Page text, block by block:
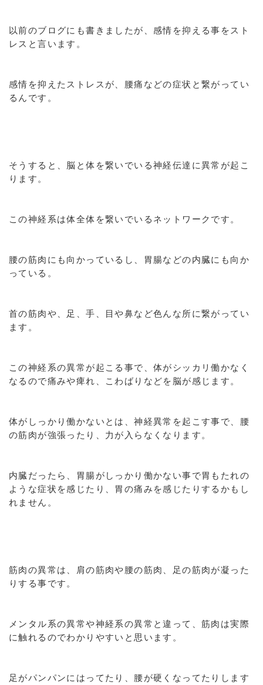
以前のブログにも書きましたが、感情を抑える事をスト
レスと言います。
感情を抑えたストレスが、腰痛などの症状と繋がってい
るんです。
そうすると、脳と体を繋いでいる神経伝達に異常が起こ
ります。
この神経系は体全体を繋いでいるネットワークです。
腰の筋肉にも向かっているし、胃腸などの内臓にも向か
っている。
首の筋肉や、足、手、目や鼻など色んな所に繋がってい
ます。
この神経系の異常が起こる事で、体がシッカリ働かなく
なるので痛みや痺れ、こわばりなどを脳が感じます。
体がしっかり働かないとは、神経異常を起こす事で、腰
の筋肉が強張ったり、力が入らなくなります。
内臓だったら、胃腸がしっかり働かない事で胃もたれの
ような症状を感じたり、胃の痛みを感じたりするかもし
れません。
筋肉の異常は、肩の筋肉や腰の筋肉、足の筋肉が凝った
りする事です。
メンタル系の異常や神経系の異常と違って、筋肉は実際
に触れるのでわかりやすいと思います。
足がパンパンにはってたり、腰が硬くなってたりします